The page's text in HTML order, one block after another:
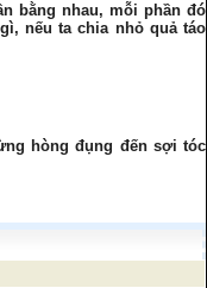
bằng nhau, mỗi phần đó
nếu ta chia nhỏ quả táo
hòng đụng đến sợi tóc